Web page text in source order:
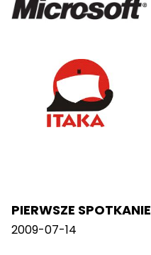
PIERWSZE SPOTKANIE
2009-07-14